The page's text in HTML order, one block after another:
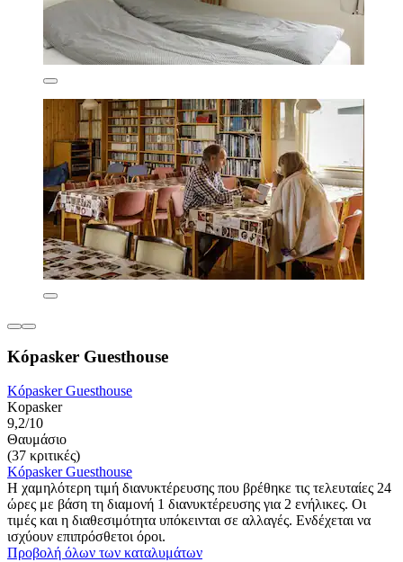
Kópasker Guesthouse
Kópasker Guesthouse
Kopasker
9,2/10
Θαυμάσιο
(37 κριτικές)
Kópasker Guesthouse
Η χαμηλότερη τιμή διανυκτέρευσης που βρέθηκε τις τελευταίες 24
ώρες με βάση τη διαμονή 1 διανυκτέρευσης για 2 ενήλικες. Οι
τιμές και η διαθεσιμότητα υπόκεινται σε αλλαγές. Ενδέχεται να
ισχύουν επιπρόσθετοι όροι.
Προβολή όλων των καταλυμάτων